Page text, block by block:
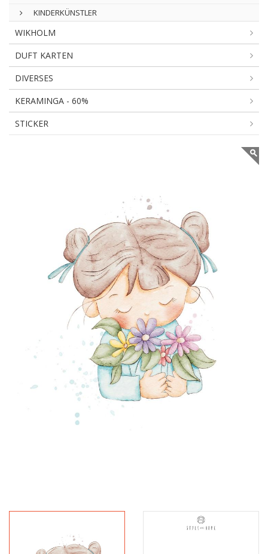
KINDERKÜNSTLER
WIKHOLM
DUFT KARTEN
DIVERSES
KERAMINGA - 60%
STICKER